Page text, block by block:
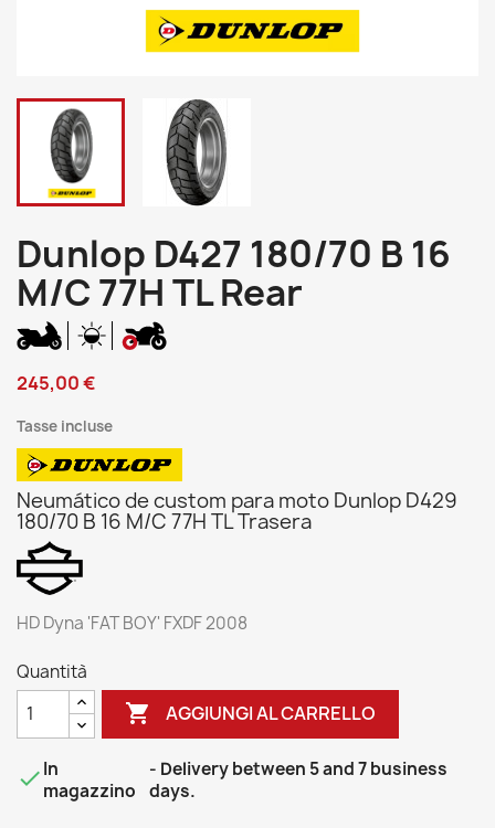
Dunlop D427 180/70 B 16
M/C 77H TL Rear
245,00 €
Tasse incluse
Neumático de custom para moto Dunlop D429
180/70 B 16 M/C 77H TL Trasera
HD Dyna 'FAT BOY' FXDF 2008
Quantità
 AGGIUNGI AL CARRELLO
In
magazzino
- Delivery between 5 and 7 business
days.